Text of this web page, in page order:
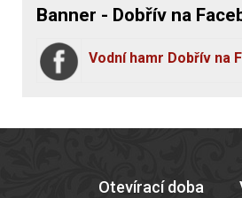
Banner - Dobřív na
Vodní hamr Dobřív na
Otevírací doba